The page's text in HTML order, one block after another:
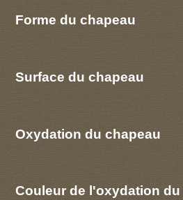
Forme du chapeau
Surface du chapeau
Oxydation du chapeau
Couleur de l'oxydation du